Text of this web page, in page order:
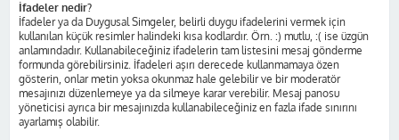
İfadeler nedir?
İfadeler ya da Duygusal Simgeler, belirli duygu ifadelerini vermek için
kullanılan küçük resimler halindeki kısa kodlardır. Örn. :) mutlu, :( ise üzgün
anlamındadır. Kullanabileceğiniz ifadelerin tam listesini mesaj gönderme
formunda görebilirsiniz. İfadeleri aşırı derecede kullanmamaya özen
gösterin, onlar metin yoksa okunmaz hale gelebilir ve bir moderatör
mesajınızı düzenlemeye ya da silmeye karar verebilir. Mesaj panosu
yöneticisi ayrıca bir mesajınızda kullanabileceğiniz en fazla ifade sınırını
ayarlamış olabilir.